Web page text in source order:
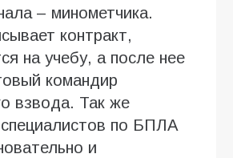
– минометчика.
контракт,
на учебу, а после нее
командир
взвода. Так же
специалистов по БПЛА
и